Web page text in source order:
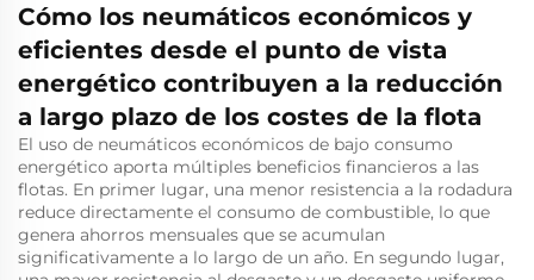
Cómo los neumáticos económicos y
eficientes desde el punto de vista
energético contribuyen a la reducción
a largo plazo de los costes de la flota
El uso de neumáticos económicos de bajo consumo
energético aporta múltiples beneficios financieros a las
flotas. En primer lugar, una menor resistencia a la rodadura
reduce directamente el consumo de combustible, lo que
genera ahorros mensuales que se acumulan
significativamente a lo largo de un año. En segundo lugar,